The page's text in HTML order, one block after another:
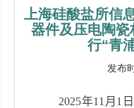
上海硅酸盐所信
器件及压电陶
行“青
发布
2025年11 月 1